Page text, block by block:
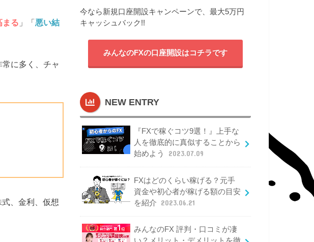
まる 」「悪い結
に多く、チャ
、金利、仮想
今なら新規口座開設キャンペーンで、最大5万円
キャッシュバック!!
みんなのFXの口座開設はコチラです
NEW ENTRY
『FXで稼ぐコツ9選！』上手な
人を徹底的に真似することから
始めよう
2023.07.09
FXはどのくらい稼げる？元手
資金や初心者が稼げる額の目安
を紹介
2023.06.21
みんなのFX 評判・口コミが凄